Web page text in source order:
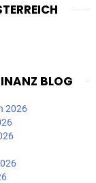
BLOG
2026